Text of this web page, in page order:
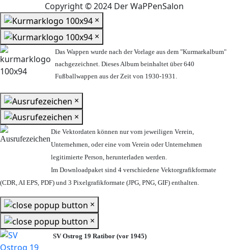
Copyright © 2024 Der WaPPenSalon
×
×
Das Wappen wurde nach der Vorlage aus dem "Kurmarkalbum"
nachgezeichnet. Dieses Album beinhaltet über 640
Fußballwappen aus der Zeit von 1930-1931.
×
×
Die Vektordaten können nur vom jeweiligen Verein,
Unternehmen, oder eine vom Verein oder Unternehmen
legitimierte Person, herunterladen werden.
Im Downloadpaket sind 4 verschiedene Vektorgrafikformate
(CDR, AI EPS, PDF) und 3 Pixelgrafikformate (JPG, PNG, GIF) enthalten.
×
×
SV Ostrog 19 Ratibor (vor 1945)